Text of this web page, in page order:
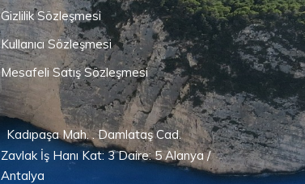
Gizlilik Sözleşmesi
Kullanıcı Sözleşmesi
Mesafeli Satış Sözleşmesi
Kadıpaşa Mah. . Damlataş Cad.
Zavlak İş Hanı Kat: 3 Daire: 5 Alanya /
Antalya